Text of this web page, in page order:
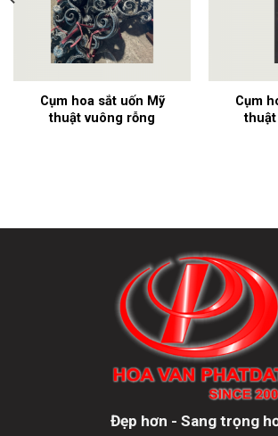
Cụm hoa sắt uốn Mỹ
thuật vuông rỗng
Cụm
Đẹp hơn - Sang trọng